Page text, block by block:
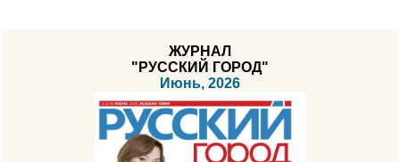
ЖУРНАЛ
"РУССКИЙ ГОРОД"
Июнь, 2026